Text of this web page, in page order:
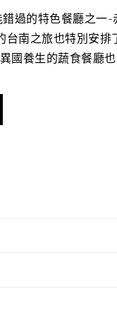
過的特色餐廳之一-
台南之旅也特別安排
國養生的蔬食餐廳也